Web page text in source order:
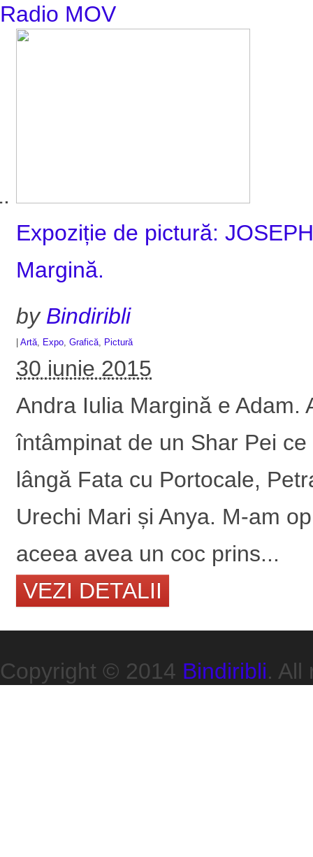
Radio MOV
Expoziție de pictură:
Margină.
by Bindiribli
Artă Expo ,Grafică Pictură
30 iunie 2015
Andra Iulia Margină e Adam.
întâmpinat de un Shar Pei
lângă Fata cu Portocale,
Urechi Mari și Anya. M-am
aceea avea un coc prins...
VEZI DETALII
Copyright © 2014 Bindiribli. All